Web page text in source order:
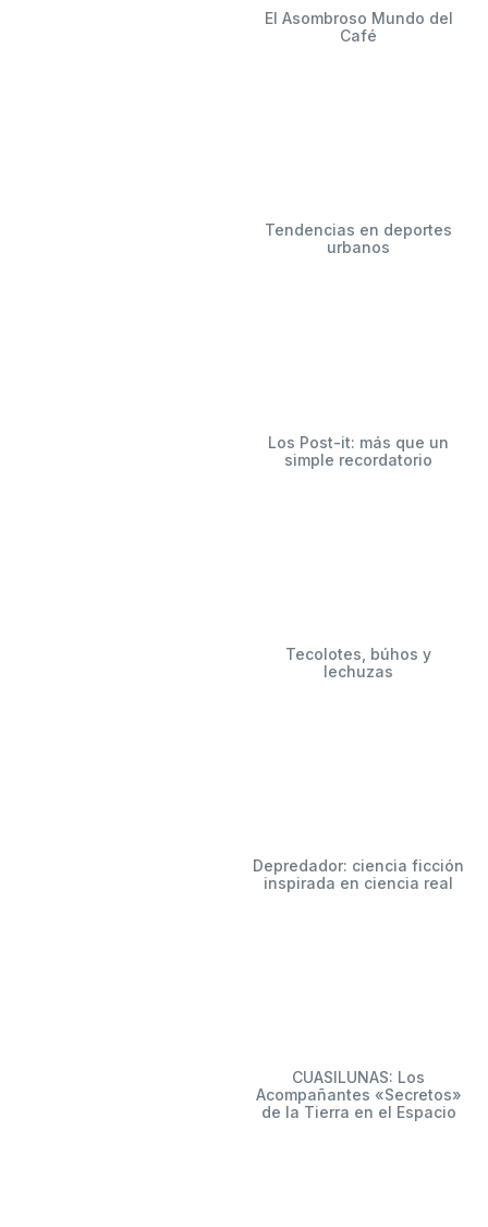
El Asombroso Mundo del
Café
Tendencias en deportes
urbanos
Los Post-it: más que un
simple recordatorio
Tecolotes, búhos y
lechuzas
Depredador: ciencia ficción
inspirada en ciencia real
CUASILUNAS: Los
Acompañantes «Secretos»
de la Tierra en el Espacio